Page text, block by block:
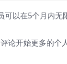
可以在5个月内无
论开始更多的个